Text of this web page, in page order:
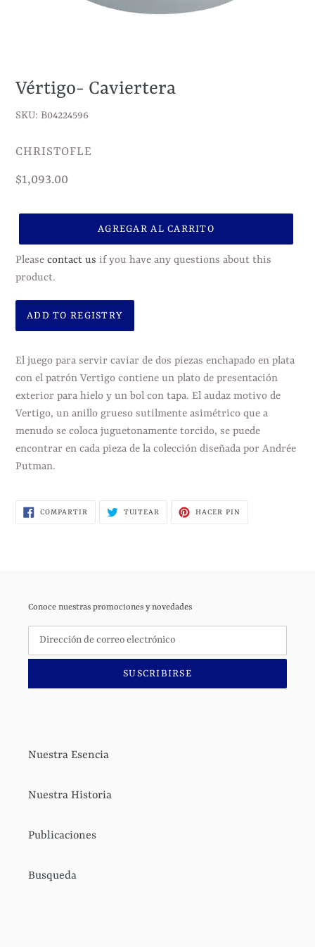
Vértigo- Caviertera
SKU: B04224596
VENDEDOR
CHRISTOFLE
Precio
$1,093.00
AGREGAR AL CARRITO
Please contact us if you have any questions about this
product.
el
producto
a
tu
carrito
de
compra
El juego para servir caviar de dos piezas enchapado en plata
con el patrón Vertigo contiene un plato de presentación
exterior para hielo y un bol con tapa. El audaz motivo de
Vertigo, un anillo grueso sutilmente asimétrico que a
menudo se coloca juguetonamente torcido, se puede
encontrar en cada pieza de la colección diseñada por Andrée
Putman.
COMPARTIR COMPARTIRTUITEAR TUITEARHACER PINPINEAR
Conoce nuestras promociones y novedades
SUSCRIBIRSE
Nuestra Esencia
Nuestra Historia
Publicaciones
Busqueda